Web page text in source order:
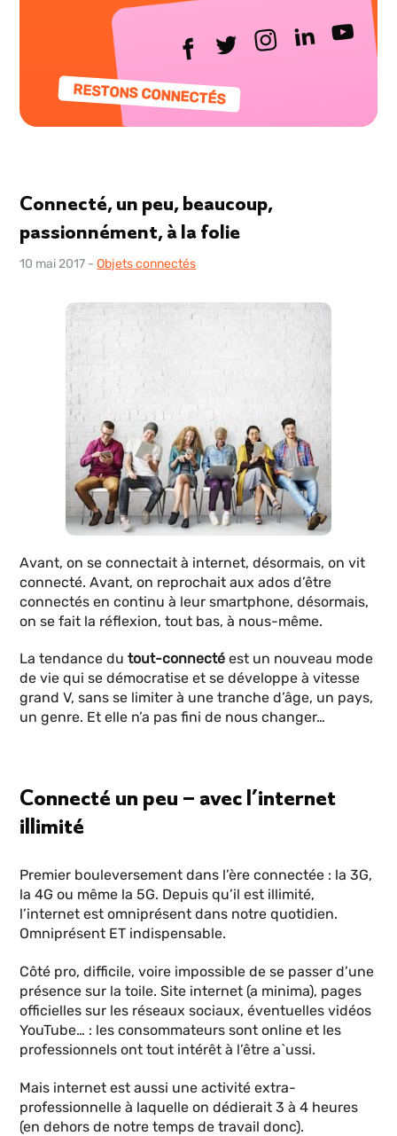
RESTONS CONNECTÉS
Connecté, un peu, beaucoup,
passionnément, à la folie
10 mai 2017 -Objets connectés
Avant, on se connectait à internet, désormais, on vit
connecté. Avant, on reprochait aux ados d’être
connectés en continu à leur smartphone, désormais,
on se fait la réflexion, tout bas, à nous-même.
La tendance dutout-connecté est un nouveau mode
de vie qui se démocratise et se développe à vitesse
grand V, sans se limiter à une tranche d’âge, un pays,
un genre. Et elle n’a pas fini de nous changer…
Connecté un peu – avec l’internet
illimité
Premier bouleversement dans l’ère connectée : la 3G,
la 4G ou même la 5G. Depuis qu’il est illimité,
l’internet est omniprésent dans notre quotidien.
Omniprésent ET indispensable.
Côté pro, difficile, voire impossible de se passer d’une
présence sur la toile. Site internet (a minima), pages
officielles sur les réseaux sociaux, éventuelles vidéos
YouTube… : les consommateurs sont online et les
professionnels ont tout intérêt à l’être a`ussi.
Mais internet est aussi une activité extra-
professionnelle à laquelle on dédierait 3 à 4 heures
(en dehors de notre temps de travail donc).